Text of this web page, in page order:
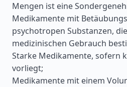
Mengen ist eine
Medikamente mit
psychotropen Substanzen,
medizinischen Gebrauch
Starke Medikamente, sofern
vorliegt;
Medikamente mit einem